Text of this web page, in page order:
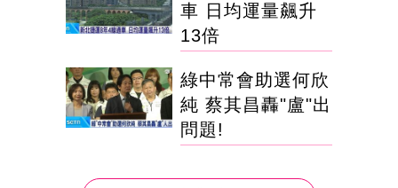
車 日均運量飆升
13倍
綠中常會助選何欣
純 蔡其昌轟"盧"出
問題!